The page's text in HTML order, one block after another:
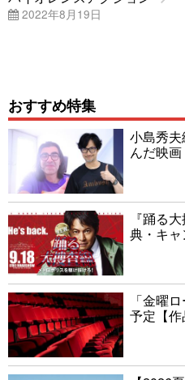
2022年8月19日
おすすめ特集
小島秀
んだ映画
『踊る
典・キ
「金曜
予定【作